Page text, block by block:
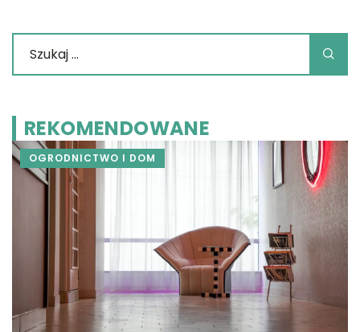
REKOMENDOWANE
OGRODNICTWO I DOM